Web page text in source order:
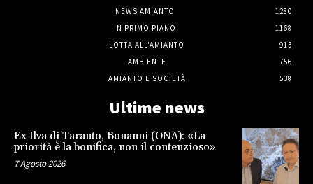
NEWS AMIANTO
1280
IN PRIMO PIANO
1168
LOTTA ALL'AMIANTO
913
AMBIENTE
756
AMIANTO E SOCIETÀ
538
Ultime news
Ex Ilva di Taranto, Bonanni (ONA): «La
priorità è la bonifica, non il contenzioso»
7 Agosto 2026